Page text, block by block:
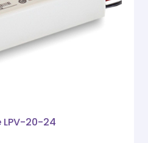
LPV-20-24